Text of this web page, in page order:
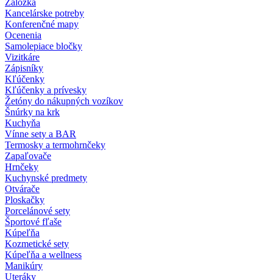
Záložka
Kancelárske potreby
Konferenčné mapy
Ocenenia
Samolepiace bločky
Vizitkáre
Zápisníky
Kľúčenky
Kľúčenky a prívesky
Žetóny do nákupných vozíkov
Šnúrky na krk
Kuchyňa
Vínne sety a BAR
Termosky a termohrnčeky
Zapaľovače
Hrnčeky
Kuchynské predmety
Otvárače
Ploskačky
Porcelánové sety
Športové fľaše
Kúpeľňa
Kozmetické sety
Kúpeľňa a wellness
Manikúry
Uteráky